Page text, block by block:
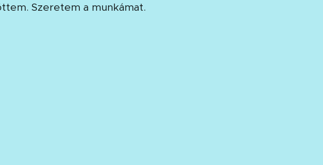
Szeretem a munkámat.